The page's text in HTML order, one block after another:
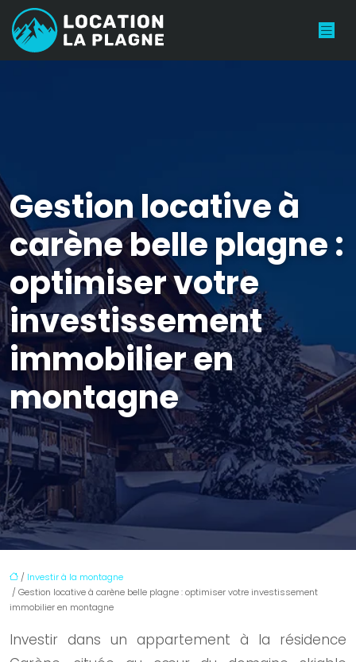
Gestion locative à
carène belle plagne :
optimiser votre
investissement
immobilier en
montagne
/ Investir à la montagne
/ Gestion locative à carène belle plagne : optimiser votre investissement
immobilier en montagne
Investir dans un appartement à la résidence